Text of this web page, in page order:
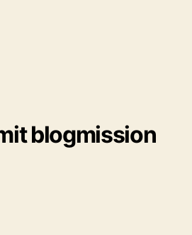
blogmission